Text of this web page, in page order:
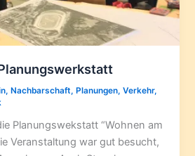
,Nachbarschaft,Planungen,Verkehr,
Planungswekstatt “Wohnen am
Veranstaltung war gut besucht,